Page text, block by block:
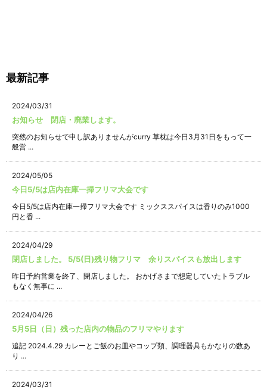
最新記事
2024/03/31
お知らせ 閉店・廃業します。
突然のお知らせで申し訳ありませんがcurry 草枕は今日3月31日をもって一
般営 ...
2024/05/05
今日5/5は店内在庫一掃フリマ大会です
今日5/5は店内在庫一掃フリマ大会です ミックススパイスは香りのみ1000
円と香 ...
2024/04/29
閉店しました。 5/5(日)残り物フリマ 余りスパイスも放出します
昨日予約営業を終了、閉店しました。 おかげさまで想定していたトラブル
もなく無事に ...
2024/04/26
5月5日（日）残った店内の物品のフリマやります
追記 2024.4.29 カレーとご飯のお皿やコップ類、調理器具もかなりの数あ
り ...
2024/03/31